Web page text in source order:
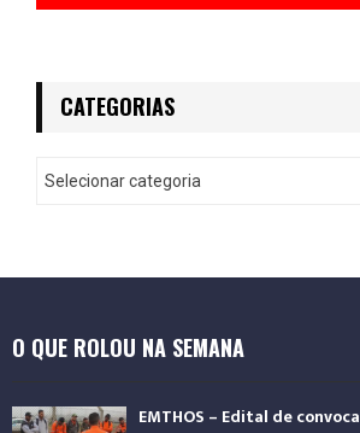
CATEGORIAS
O QUE ROLOU NA SEMANA
EMTHOS – Edital de